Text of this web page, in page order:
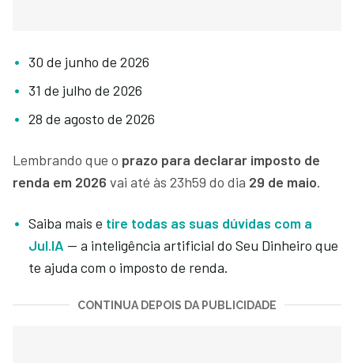
30 de junho de 2026
31 de julho de 2026
28 de agosto de 2026
Lembrando que o prazo para declarar imposto de
renda em 2026 vai até às 23h59 do dia 29 de maio.
Saiba mais e tire todas as suas dúvidas com a
Jul.IA — a inteligência artificial do Seu Dinheiro que
te ajuda com o imposto de renda.
CONTINUA DEPOIS DA PUBLICIDADE